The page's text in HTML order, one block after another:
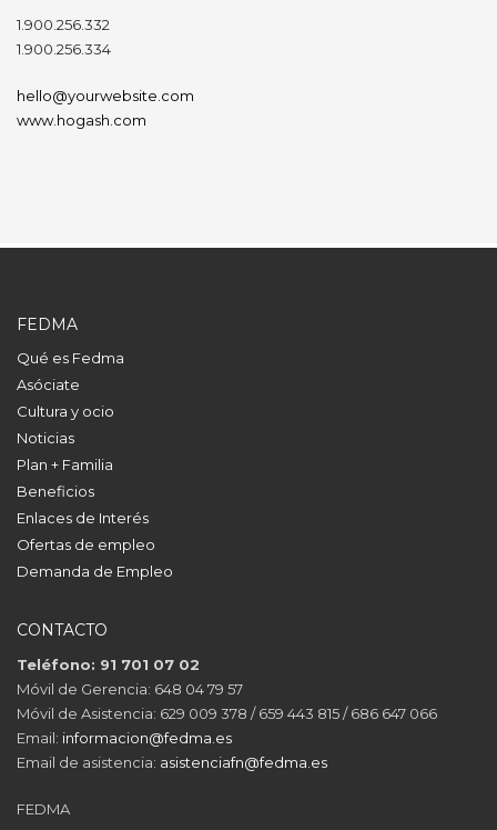
1.900.256.332
1.900.256.334
hello@yourwebsite.com
www.hogash.com
FEDMA
Qué es Fedma
Asóciate
Cultura y ocio
Noticias
Plan + Familia
Beneficios
Enlaces de Interés
Ofertas de empleo
Demanda de Empleo
CONTACTO
Teléfono: 91 701 07 02
Móvil de Gerencia: 648 04 79 57
Móvil de Asistencia: 629 009 378 / 659 443 815 / 686 647 066
Email: informacion@fedma.es
Email de asistencia: asistenciafn@fedma.es
FEDMA